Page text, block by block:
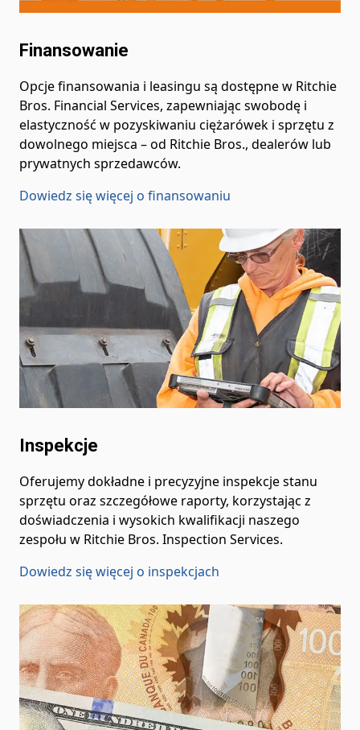
Finansowanie
Opcje finansowania i leasingu są dostępne w Ritchie
Bros. Financial Services, zapewniając swobodę i
elastyczność w pozyskiwaniu ciężarówek i sprzętu z
dowolnego miejsca – od Ritchie Bros., dealerów lub
prywatnych sprzedawców.
Dowiedz się więcej o finansowaniu
Inspekcje
Oferujemy dokładne i precyzyjne inspekcje stanu
sprzętu oraz szczegółowe raporty, korzystając z
doświadczenia i wysokich kwalifikacji naszego
zespołu w Ritchie Bros. Inspection Services.
Dowiedz się więcej o inspekcjach